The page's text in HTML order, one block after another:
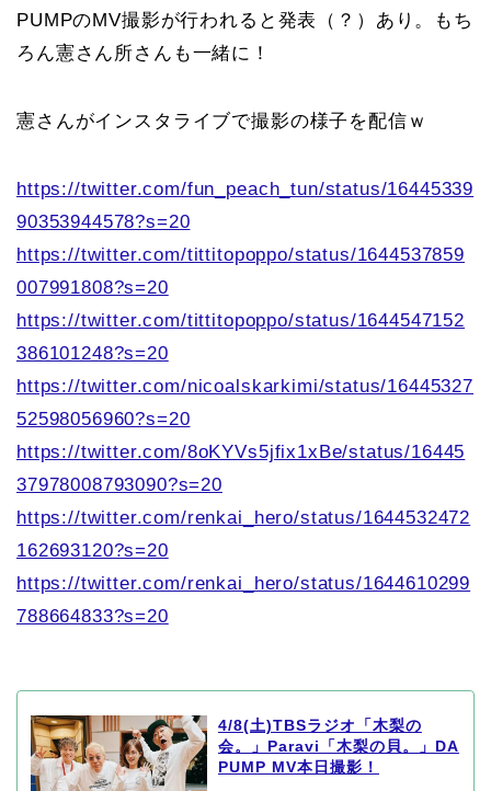
PUMPのMV撮影が行われると発表（？）あり。もち
ろん憲さん所さんも一緒に！
憲さんがインスタライブで撮影の様子を配信ｗ
https://twitter.com/fun_peach_tun/status/16445339
90353944578?s=20
https://twitter.com/tittitopoppo/status/1644537859
007991808?s=20
https://twitter.com/tittitopoppo/status/1644547152
386101248?s=20
https://twitter.com/nicoalskarkimi/status/16445327
52598056960?s=20
https://twitter.com/8oKYVs5jfix1xBe/status/16445
37978008793090?s=20
https://twitter.com/renkai_hero/status/1644532472
162693120?s=20
https://twitter.com/renkai_hero/status/1644610299
788664833?s=20
4/8(土)TBSラジオ「木梨の
会。」Paravi「木梨の貝。」DA
PUMP MV本日撮影！